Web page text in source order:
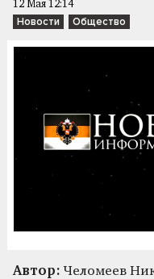
12 Мая 12:14
Новости Общество
Автор: Челомеев